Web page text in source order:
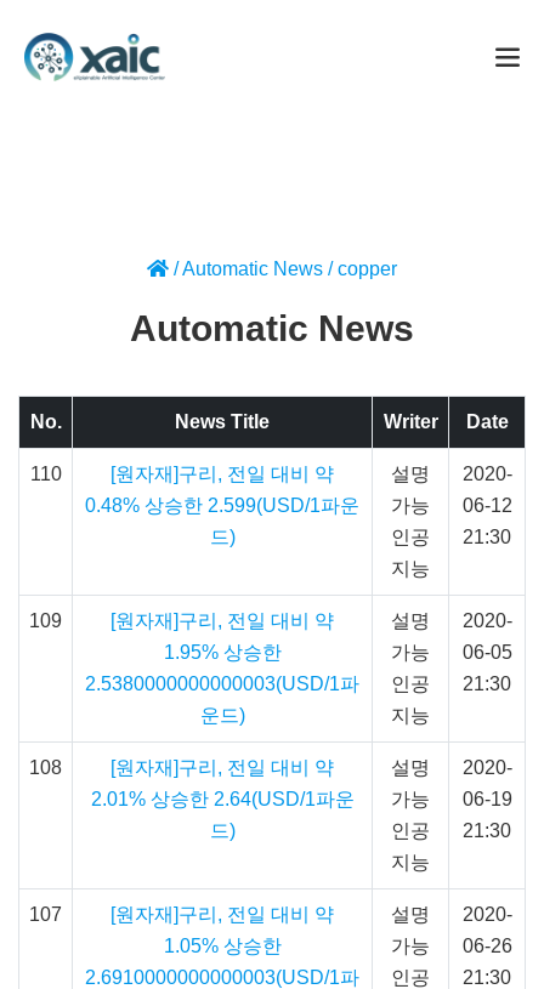
/Automatic News /copper
Automatic News
No. News Title Writer Date
110
[원자재]구리, 전일 대비 약
0.48% 상승한 2.599(USD/1파운
드)
설명
가능
인공
지능
2020-
06-12
21:30
109
[원자재]구리, 전일 대비 약
1.95% 상승한
2.5380000000000003(USD/1파
운드)
설명
가능
인공
지능
2020-
06-05
21:30
108
[원자재]구리, 전일 대비 약
2.01% 상승한 2.64(USD/1파운
드)
설명
가능
인공
지능
2020-
06-19
21:30
107
[원자재]구리, 전일 대비 약
1.05% 상승한
2.6910000000000003(USD/1파
설명
가능
인공
2020-
06-26
21:30